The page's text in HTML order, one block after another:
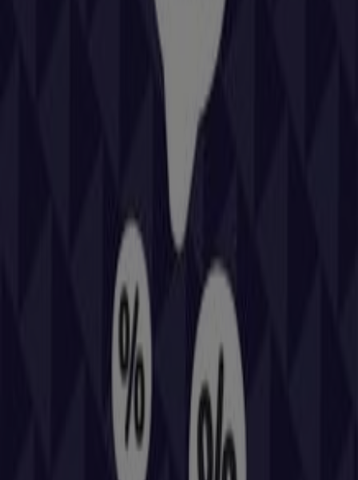
Bienvenido a la tienda de
en Tiendeo, donde
podrás descubrir las mejores
ofertas
de esta destacada marca del sector de
Coches, Motos y Recambios
. Nuestra tienda física está
Huesca , y en ella encontrarás
una amplia gama de productos de calidad que te
permitirán ahorrar durante todo el
En Tiendeo te ofrecemos toda la información actualizada
, como los horarios de apertura, las ofertas
exclusivas y la ubicación exacta de la tienda en
. Además, tendrás acceso a los últimos catálogos de
, donde podrás descubrir las promociones más
recientes y aprovechar grandes descuentos en
Coches, Motos y Recambios
Huesca
No pierdas la oportunidad de visitar la tienda de
para disfrutar de una experiencia de
compra completa. Te invitamos a explorar las
promociones que tenemos para ti este
mantenerte informado de las mejores ofertas de
. ¡Visítanos y empieza a ahorrar hoy mismo!
Más información de Repsol
Ver otras tiendas de Repsol